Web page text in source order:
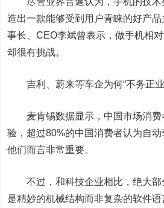
造出一款能够受到用户青睐的好产
事长、CEO李斌曾表示，做手机相
却很有挑战。
吉利、蔚来等车企为何“不务正业
麦肯锡数据显示，中国市场消费
验，超过80%的中国消费者认为自
他们而言非常重要。
不过，和科技企业相比，绝大部
是精妙的机械结构而非复杂的软件语